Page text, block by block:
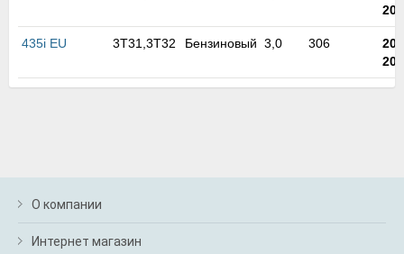
435i EU 3T31,3T32 Бензиновый 3,0 306
О компании
Интернет магазин